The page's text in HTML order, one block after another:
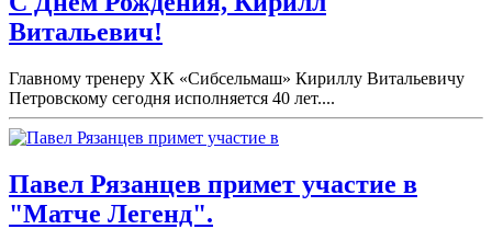
Витальевич!
Главному тренеру ХК «Сибсельмаш» Кириллу Витальевичу
Петровскому сегодня исполняется 40 лет....
Павел Рязанцев примет участие в
"Матче Легенд".